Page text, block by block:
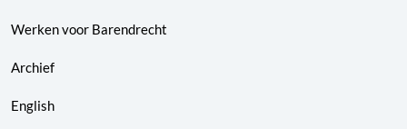
Werken voor Barendrecht
Archief
English